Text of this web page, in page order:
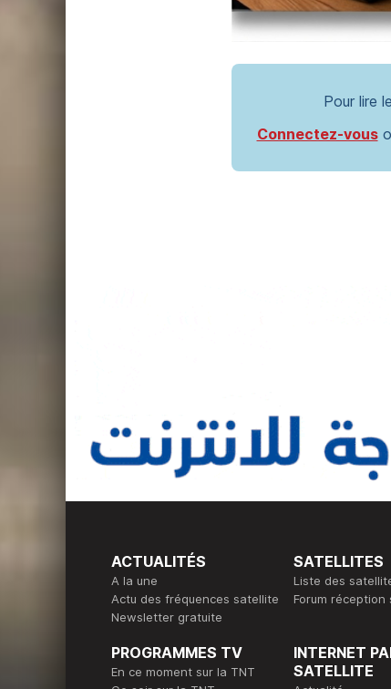
Pour lire
Connectez-vous
ACTUALITÉS
A la une
Actu des fréquences satellite
Newsletter gratuite
SATELLITES
Liste des
Forum réception
PROGRAMMES TV
En ce moment sur la TNT
INTERNET
SATELLITE